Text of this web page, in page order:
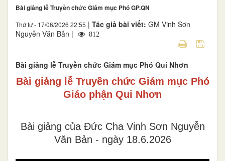
Bài giảng lễ Truyền chức Giám mục Phó GP.QN
Thứ tư - 17/06/2026 22:55 | Tác giả bài viết: GM Vinh Sơn
Nguyễn Văn Bản |
812
Bài giảng lễ Truyền chức Giám mục Phó Qui Nhơn
Bài giảng lễ Truyền chức Giám mục Phó
Giáo phận Qui Nhơn
Bài giảng của Đức Cha Vinh Sơn Nguyễn
Văn Bản - ngày 18.6.2026